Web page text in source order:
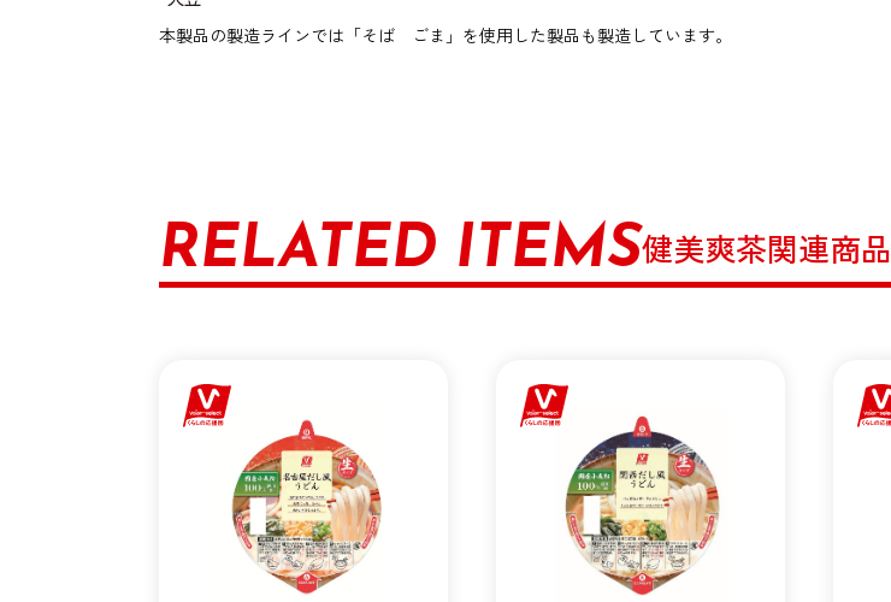
本製品の製造ラインでは「そば ごま」を使用した製品も製造しています。
RELATED ITEMS健美爽茶関連商品